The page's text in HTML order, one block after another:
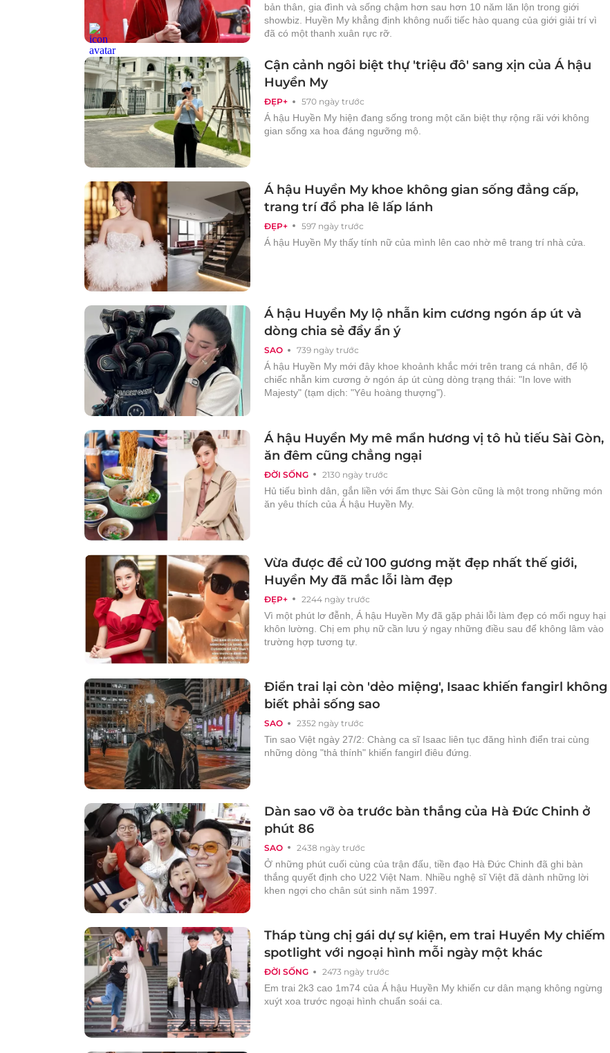
bản thân, gia đình và sống chậm hơn sau hơn 10 năm lăn lộn trong giới
showbiz. Huyền My khẳng định không nuối tiếc hào quang của giới giải trí vì
đã có một thanh xuân rực rỡ.
ĐẸP+ 570 ngày trước
Cận cảnh ngôi biệt thự 'triệu đô' sang xịn của Á hậu
Huyền My
Á hậu Huyền My hiện đang sống trong một căn biệt thự rộng rãi với không
gian sống xa hoa đáng ngưỡng mộ.
ĐẸP+ 597 ngày trước
Á hậu Huyền My khoe không gian sống đẳng cấp,
trang trí đồ pha lê lấp lánh
Á hậu Huyền My thấy tính nữ của mình lên cao nhờ mê trang trí nhà cửa.
SAO 739 ngày trước
Á hậu Huyền My lộ nhẫn kim cương ngón áp út và
dòng chia sẻ đầy ẩn ý
Á hậu Huyền My mới đây khoe khoảnh khắc mới trên trang cá nhân, để lộ
chiếc nhẫn kim cương ở ngón áp út cùng dòng trạng thái: "In love with
Majesty" (tạm dịch: "Yêu hoàng thượng").
ĐỜI SỐNG 2130 ngày trước
Á hậu Huyền My mê mẩn hương vị tô hủ tiếu Sài Gòn,
ăn đêm cũng chẳng ngại
Hủ tiếu bình dân, gắn liền với ẩm thực Sài Gòn cũng là một trong những món
ăn yêu thích của Á hậu Huyền My.
ĐẸP+ 2244 ngày trước
Vừa được đề cử 100 gương mặt đẹp nhất thế giới,
Huyền My đã mắc lỗi làm đẹp
Vì một phút lơ đễnh, Á hậu Huyền My đã gặp phải lỗi làm đẹp có mối nguy hại
khôn lường. Chị em phụ nữ cần lưu ý ngay những điều sau để không lâm vào
trường hợp tương tự.
SAO 2352 ngày trước
Điển trai lại còn 'dẻo miệng', Isaac khiến fangirl không
biết phải sống sao
Tin sao Việt ngày 27/2: Chàng ca sĩ Isaac liên tục đăng hình điển trai cùng
những dòng "thả thính" khiến fangirl điêu đứng.
SAO 2438 ngày trước
Dàn sao vỡ òa trước bàn thắng của Hà Đức Chinh ở
phút 86
Ở những phút cuối cùng của trận đấu, tiền đạo Hà Đức Chinh đã ghi bàn
thắng quyết định cho U22 Việt Nam. Nhiều nghệ sĩ Việt đã dành những lời
khen ngợi cho chân sút sinh năm 1997.
ĐỜI SỐNG 2473 ngày trước
Tháp tùng chị gái dự sự kiện, em trai Huyền My chiếm
spotlight với ngoại hình mỗi ngày một khác
Em trai 2k3 cao 1m74 của Á hậu Huyền My khiến cư dân mạng không ngừng
xuýt xoa trước ngoại hình chuẩn soái ca.